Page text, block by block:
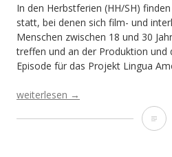
In den Herbstferien (HH/SH)
statt, bei denen sich film- und
Menschen zwischen 18 und 30
treffen und an der Produktion und
Episode für das Projekt Lingua
„Filmprojekt
Amoris”
weiterlesen →